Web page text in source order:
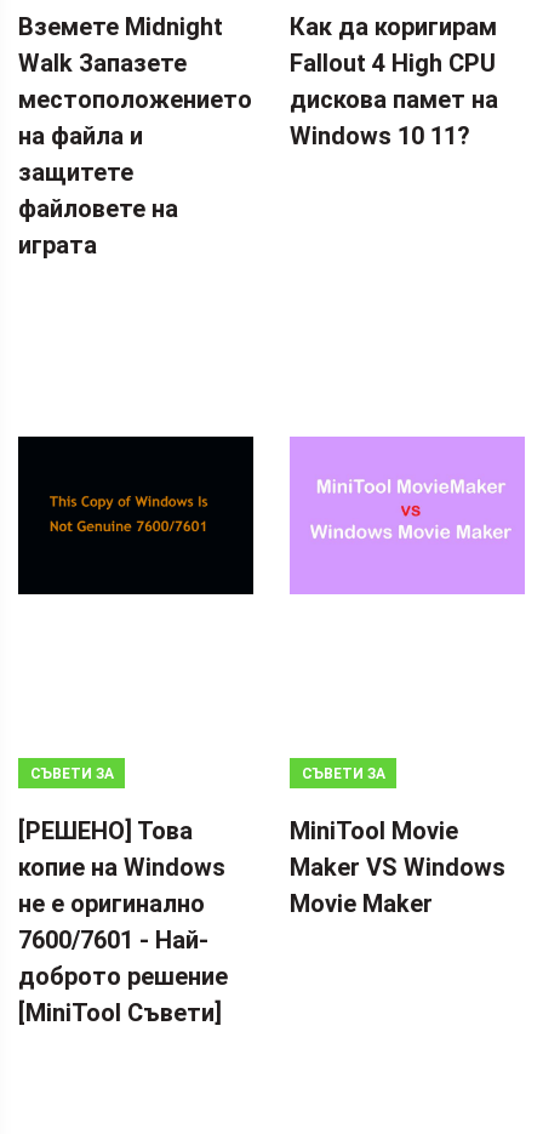
Вземете Midnight
Walk Запазете
местоположението
на файла и
защитете
файловете на
играта
Как да коригирам
Fallout 4 High CPU
дискова памет на
Windows 10 11?
СЪВЕТИ ЗА
[РЕШЕНО] Това
копие на Windows
не е оригинално
7600/7601 - Най-
доброто решение
[MiniTool Съвети]
СЪВЕТИ ЗА
MiniTool Movie
Maker VS Windows
Movie Maker